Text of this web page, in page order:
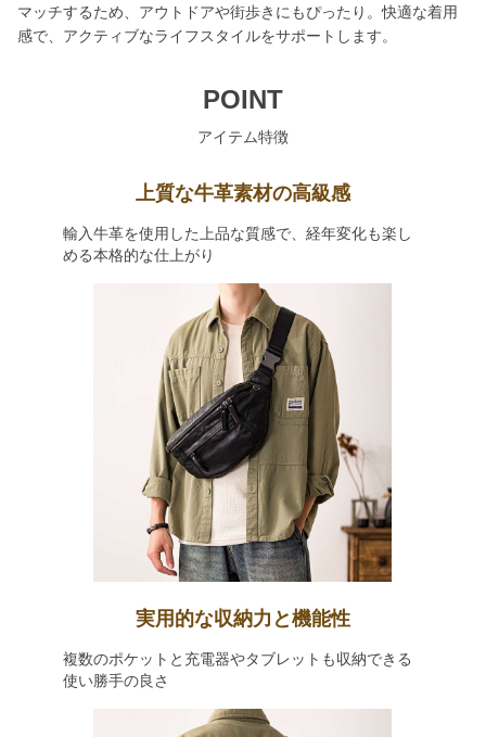
マッチするため、アウトドアや街歩きにもぴったり。快適な着用
感で、アクティブなライフスタイルをサポートします。
POINT
アイテム特徴
上質な牛革素材の高級感
輸入牛革を使用した上品な質感で、経年変化も楽し
める本格的な仕上がり
実用的な収納力と機能性
複数のポケットと充電器やタブレットも収納できる
使い勝手の良さ